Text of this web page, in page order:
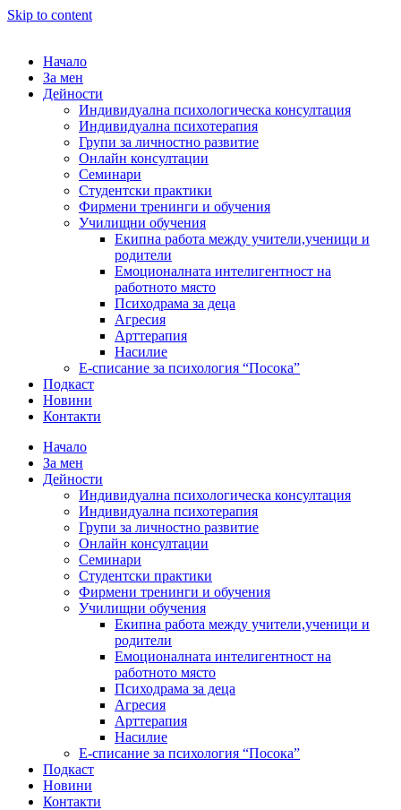
Skip to content
Начало
За мен
Дейности
Индивидуална психологическа консултация
Индивидуална психотерапия
Групи за личностно развитие
Онлайн консултации
Семинари
Студентски практики
Фирмени тренинги и обучения
Училищни обучения
Екипна работа между учители,ученици и
родители
Емоционалната интелигентност на
работното място
Психодрама за деца
Агресия
Арттерапия
Насилие
Е-списание за психология “Посока”
Подкаст
Новини
Контакти
Начало
За мен
Дейности
Индивидуална психологическа консултация
Индивидуална психотерапия
Групи за личностно развитие
Онлайн консултации
Семинари
Студентски практики
Фирмени тренинги и обучения
Училищни обучения
Екипна работа между учители,ученици и
родители
Емоционалната интелигентност на
работното място
Психодрама за деца
Агресия
Арттерапия
Насилие
Е-списание за психология “Посока”
Подкаст
Новини
Контакти